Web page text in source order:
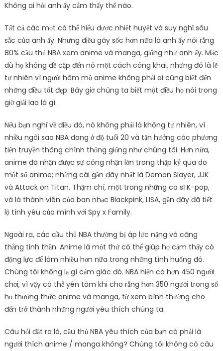
Không ai hỏi anh ấy cảm thấy thế nào.
Tất cả các mọt có thể hiểu được nhiệt huyết và suy nghĩ sâu
sắc của anh ấy. Nhưng điều gây sốc hơn nữa là anh ấy nói rằng
80% cầu thủ NBA xem anime và manga, giống như anh ấy. Mặc
dù họ không đề cập đến nó một cách công khai, nhưng đó là lẽ
tự nhiên vì người hâm mộ anime không phải ai cũng biết đến
những điều tốt đẹp. Bây giờ chúng ta biết một điều họ nói trong
giờ giải lao là gì.
Nếu bạn nghĩ về điều đó, nó không phải là không tự nhiên, vì
nhiều ngôi sao NBA đang ở độ tuổi 20 và tận hưởng các phương
tiện truyền thông chính thống giống như chúng tôi. Hơn nữa,
anime đã nhận được sự công nhận lớn trong thập kỷ qua do
một số anime; những cái gần đây nhất là Demon Slayer, JJK
và Attack on Titan. Thậm chí, một trong những ca sĩ K-pop,
và là thành viên của ban nhạc Blackpink, LISA, gần đây đã tiết
lộ tình yêu của mình với Spy x Family.
Ngoài ra, các cầu thủ NBA thường bị áp lực nặng và căng
thẳng tinh thần. Anime là một thứ có thể giúp họ cảm thấy có
động lực để làm nhiều hơn nữa trong những tình huống đó.
Chúng tôi không lạ gì cảm giác đó. NBA hiện có hơn 450 người
chơi, vì vậy có thể yên tâm khi cho rằng hơn 350 người trong số
họ thưởng thức anime và manga, từ xem bình thường cho
đến trở thành những người yêu thích chúng ta.
Câu hỏi đặt ra là, cầu thủ NBA yêu thích của bạn có phải là
người thích anime / manga không? Chúng tôi không có câu